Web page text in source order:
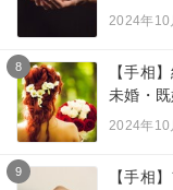
2024年10
8
【手相
未婚・
2024年10
9
【手相